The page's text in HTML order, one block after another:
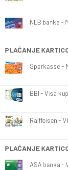
NLB banka -
PLAĆANJE
Sparkasse -
BBI - Visa
Raiffeisen -
PLAĆANJE
ASA banka -